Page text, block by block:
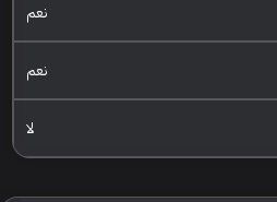
نعم
نعم
لا